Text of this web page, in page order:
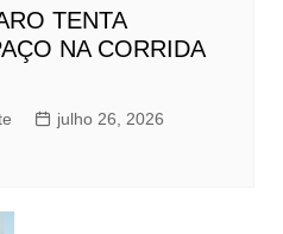
TENTA
NA CORRIDA
julho 26, 2026